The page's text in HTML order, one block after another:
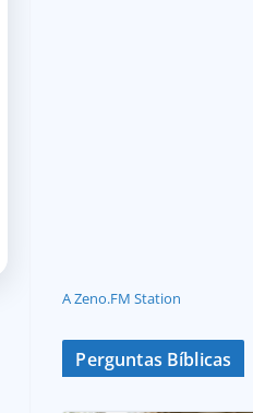
A Zeno.FM Station
Perguntas Bíblicas